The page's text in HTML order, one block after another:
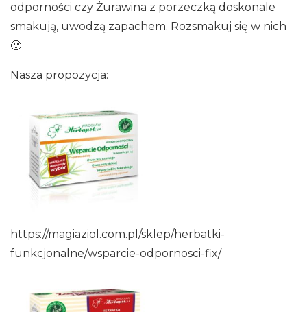
odporności czy Żurawina z porzeczką doskonale
smakują, uwodzą zapachem. Rozsmakuj się w nich
🙂
Nasza propozycja:
https://magiaziol.com.pl/sklep/herbatki-
funkcjonalne/wsparcie-odpornosci-fix/